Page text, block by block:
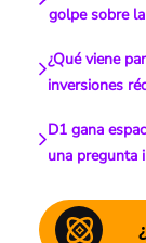
golpe sobre
¿Qué viene
inversiones
D1 gana
una pregunta